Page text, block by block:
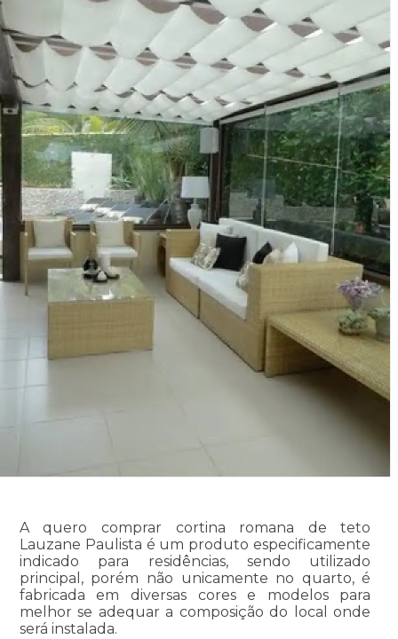
A quero comprar cortina romana de teto
Lauzane Paulista é um produto especificamente
indicado para residências, sendo utilizado
principal, porém não unicamente no quarto, é
fabricada em diversas cores e modelos para
melhor se adequar a composição do local onde
será instalada.